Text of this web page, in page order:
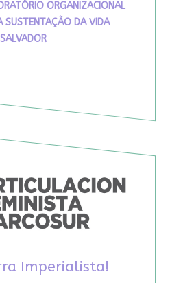
ORGANIZACIONAL
SUSTENTAÇÃO DA VIDA
Imperialista!